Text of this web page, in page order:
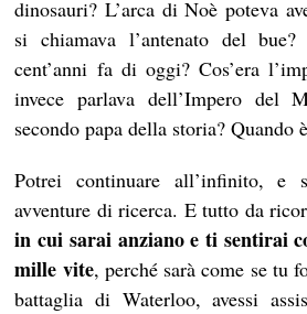
dinosauri? L’arca di Noè poteva
si chiamava l’antenato del
cent’anni fa di oggi? Cos’era
invece parlava dell’Impero del
secondo papa della storia? Quando
Potrei continuare all’infinito, e
avventure di ricerca. E tutto da
in cui sarai anziano e ti sentirai
mille vite, perché sarà come se tu
battaglia di Waterloo, avessi